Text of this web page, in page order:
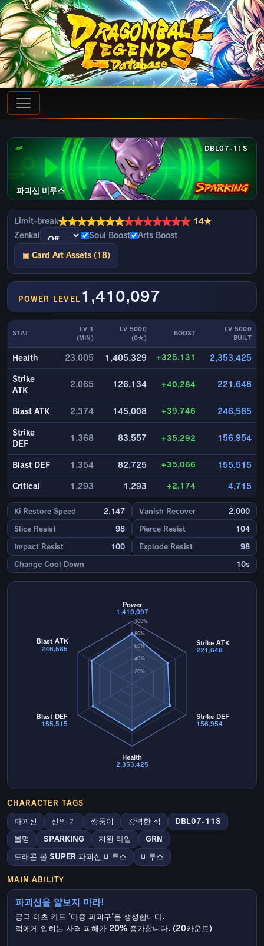
DBL07-11S
파괴신 비루스
Limit-break★★★★★★★★★★★★★★ 14★
Zenkai
Soul Boost Arts Boost
▣ Card Art Assets (18)
POWER LEVEL 1,410,097
STAT
LV 1
(MIN)
LV 5000
(0★)
BOOST
LV 5000
BUILT
Health 23,005 1,405,329 +325,131 2,353,425
Strike
ATK
2,065 126,134 +40,284 221,648
Blast ATK 2,374 145,008 +39,746 246,585
Strike
DEF
1,368 83,557 +35,292 156,954
Blast DEF 1,354 82,725 +35,066 155,515
Critical 1,293 1,293 +2,174 4,715
Ki Restore Speed 2,147 Vanish Recover 2,000
Slice Resist 98 Pierce Resist 104
Impact Resist 100 Explode Resist 98
Change Cool Down 10s
20%
40%
60%
80%
100%
Power
1,410,097
Strike ATK
221,648
Strike DEF
156,954
Health
2,353,425
Blast DEF
155,515
Blast ATK
246,585
CHARACTER TAGS
파괴신 신의 기 쌍둥이 강력한 적 DBL07-11S
불명 SPARKING 지원 타입 GRN
드래곤 볼 SUPER 파괴신 비루스 비루스
MAIN ABILITY
파괴신을 얕보지 마라!
궁극 아츠 카드 '다중 파괴구'를 생성합니다.
적에게 입히는 사격 피해가 20% 증가합니다. (20카운트)